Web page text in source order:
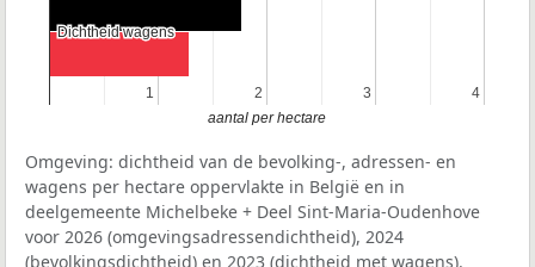
1
1 2
2 3
3 4
4
Dichtheid wagens
Dichtheid wagens
aantal per hectare
Omgeving: dichtheid van de bevolking-, adressen- en
wagens per hectare oppervlakte in België en in
deelgemeente Michelbeke + Deel Sint-Maria-Oudenhove
voor 2026 (omgevingsadressendichtheid), 2024
(bevolkingsdichtheid) en 2023 (dichtheid met wagens).